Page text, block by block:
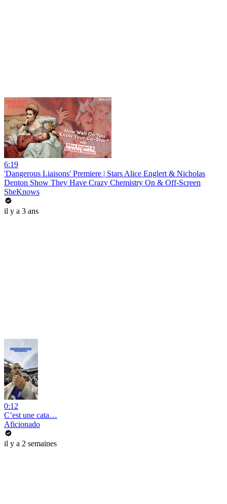
6:19
'Dangerous Liaisons' Premiere | Stars Alice Englert & Nicholas
Denton Show They Have Crazy Chemistry On & Off-Screen
SheKnows
il y a 3 ans
0:12
C’est une cata…
Aficionado
il y a 2 semaines